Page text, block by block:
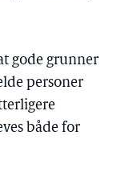
gode grunner
personer
både for